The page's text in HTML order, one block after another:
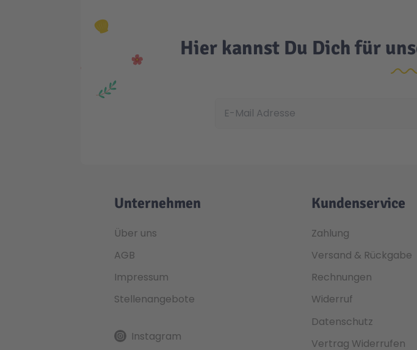
Hier kannst Du Dich für
Unternehmen
Über uns
AGB
Impressum
Stellenangebote
Instagram
Kundenservice
Zahlung
Versand & Rückgabe
Rechnungen
Widerruf
Datenschutz
Vertrag Widerrufen